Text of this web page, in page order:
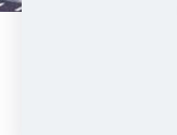
Copyright © 2021